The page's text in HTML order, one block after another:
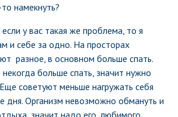
намекнуть?
у вас такая же проблема, то я
и себе за одно. На просторах
разное, в основном больше спать.
больше спать, значит нужно
советуют меньше нагружать себя
дня. Организм невозможно обмануть и
значит надо его, любимого,